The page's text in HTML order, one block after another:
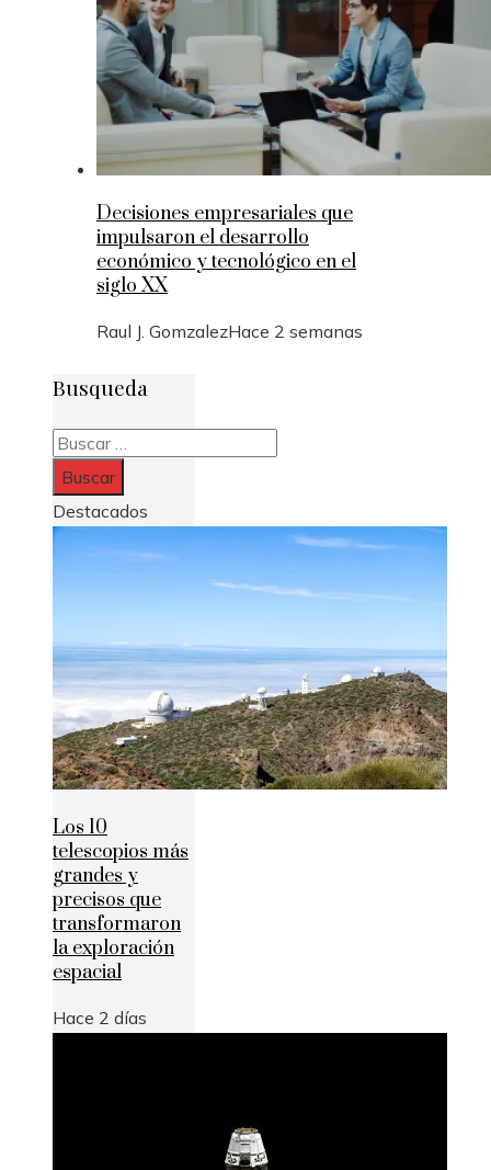
Decisiones empresariales que
impulsaron el desarrollo
económico y tecnológico en el
siglo XX
Raul J. GomzalezHace 2 semanas
Busqueda
Buscar:
Destacados
Los 10
telescopios más
grandes y
precisos que
transformaron
la exploración
espacial
Hace 2 días